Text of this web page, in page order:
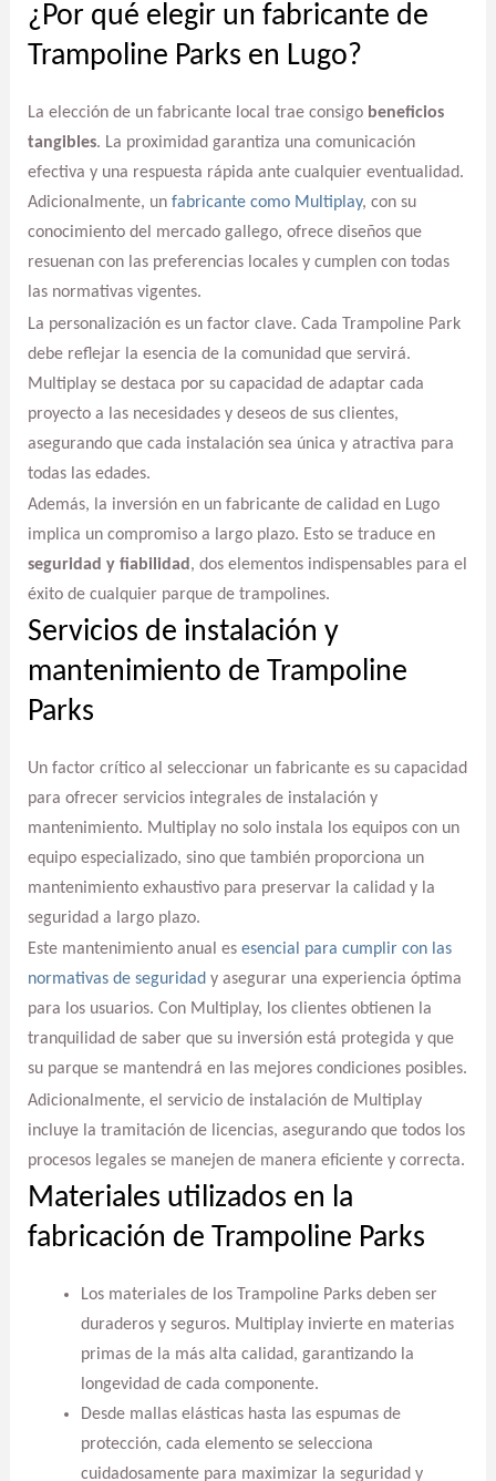
¿Por qué elegir un fabricante de
Trampoline Parks en Lugo?
La elección de un fabricante local trae consigo beneficios
tangibles. La proximidad garantiza una comunicación
efectiva y una respuesta rápida ante cualquier eventualidad.
Adicionalmente, un fabricante como Multiplay, con su
conocimiento del mercado gallego, ofrece diseños que
resuenan con las preferencias locales y cumplen con todas
las normativas vigentes.
La personalización es un factor clave. Cada Trampoline Park
debe reflejar la esencia de la comunidad que servirá.
Multiplay se destaca por su capacidad de adaptar cada
proyecto a las necesidades y deseos de sus clientes,
asegurando que cada instalación sea única y atractiva para
todas las edades.
Además, la inversión en un fabricante de calidad en Lugo
implica un compromiso a largo plazo. Esto se traduce en
seguridad y fiabilidad, dos elementos indispensables para el
éxito de cualquier parque de trampolines.
Servicios de instalación y
mantenimiento de Trampoline
Parks
Un factor crítico al seleccionar un fabricante es su capacidad
para ofrecer servicios integrales de instalación y
mantenimiento. Multiplay no solo instala los equipos con un
equipo especializado, sino que también proporciona un
mantenimiento exhaustivo para preservar la calidad y la
seguridad a largo plazo.
Este mantenimiento anual es esencial para cumplir con las
normativas de seguridady asegurar una experiencia óptima
para los usuarios. Con Multiplay, los clientes obtienen la
tranquilidad de saber que su inversión está protegida y que
su parque se mantendrá en las mejores condiciones posibles.
Adicionalmente, el servicio de instalación de Multiplay
incluye la tramitación de licencias, asegurando que todos los
procesos legales se manejen de manera eficiente y correcta.
Materiales utilizados en la
fabricación de Trampoline Parks
Los materiales de los Trampoline Parks deben ser
duraderos y seguros. Multiplay invierte en materias
primas de la más alta calidad, garantizando la
longevidad de cada componente.
Desde mallas elásticas hasta las espumas de
protección, cada elemento se selecciona
cuidadosamente para maximizar la seguridad y